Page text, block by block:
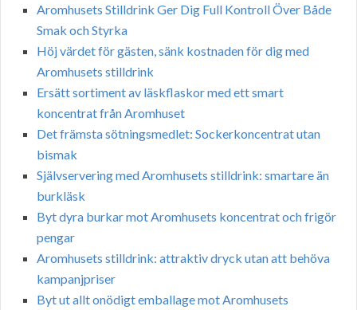
Aromhusets Stilldrink Ger Dig Full Kontroll Över Både
Smak och Styrka
Höj värdet för gästen, sänk kostnaden för dig med
Aromhusets stilldrink
Ersätt sortiment av läskflaskor med ett smart
koncentrat från Aromhuset
Det främsta sötningsmedlet: Sockerkoncentrat utan
bismak
Självservering med Aromhusets stilldrink: smartare än
burkläsk
Byt dyra burkar mot Aromhusets koncentrat och frigör
pengar
Aromhusets stilldrink: attraktiv dryck utan att behöva
kampanjpriser
Byt ut allt onödigt emballage mot Aromhusets